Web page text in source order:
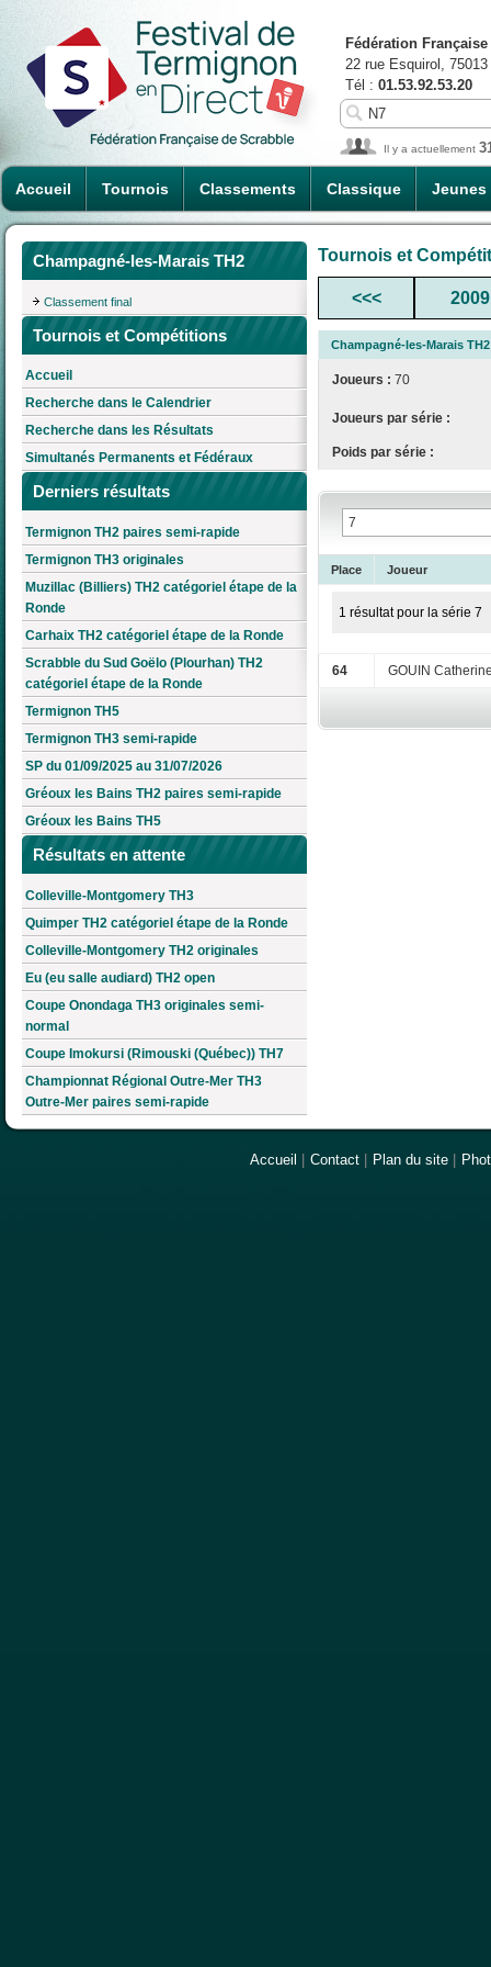
Accueil Tournois Classements Classique Jeunes
Fédération
22 rue Esquirol,
Tél : 01.53.92.53.20
Il y a actuellement
Champagné-les-Marais TH2
Classement final
Tournois et Compétitions
Accueil
Recherche dans le Calendrier
Recherche dans les Résultats
Simultanés Permanents et Fédéraux
Derniers résultats
Termignon TH2 paires semi-rapide
Termignon TH3 originales
Muzillac (Billiers) TH2 catégoriel étape de la
Ronde
Carhaix TH2 catégoriel étape de la Ronde
Scrabble du Sud Goëlo (Plourhan) TH2
catégoriel étape de la Ronde
Termignon TH5
Termignon TH3 semi-rapide
SP du 01/09/2025 au 31/07/2026
Gréoux les Bains TH2 paires semi-rapide
Gréoux les Bains TH5
Résultats en attente
Colleville-Montgomery TH3
Quimper TH2 catégoriel étape de la Ronde
Colleville-Montgomery TH2 originales
Eu (eu salle audiard) TH2 open
Coupe Onondaga TH3 originales semi-
normal
Coupe Imokursi (Rimouski (Québec)) TH7
Championnat Régional Outre-Mer TH3
Outre-Mer paires semi-rapide
Tournois et
<<< 2009
Champagné-les-Marais TH2
Joueurs : 70
Joueurs par série :
Poids par série :
Place Joueur
1 résultat pour la série 7
64 GOUIN
Accueil Contact Plan du site